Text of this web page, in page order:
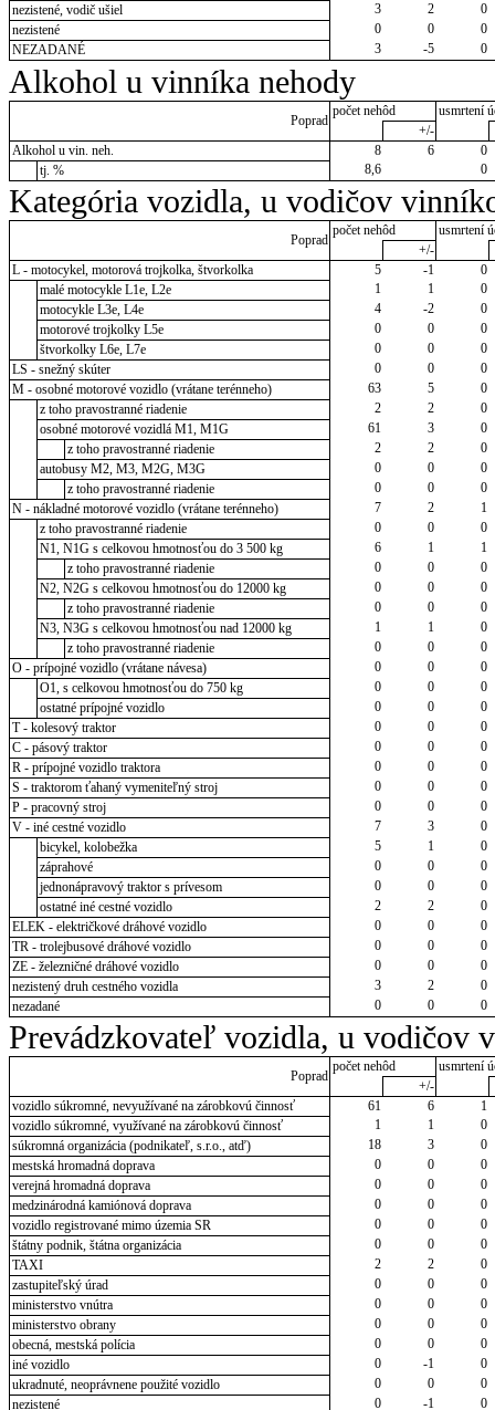
nezistené, vodič ušiel
3 2
0
nezistené
0 0
0
NEZADANÉ
3 -5 0
Alkohol u vinníka nehody
Poprad
počet nehôd
usmrtení
+/-
Alkohol u vin. neh.
8 6
0
tj. %
8,6 0
Kategória vozidla, u vodičov
Poprad
počet nehôd
usmrtení
+/-
L - motocykel, motorová trojkolka, štvorkolka
5 -1
0
malé motocykle L1e, L2e
1 1
0
motocykle L3e, L4e
4 -2
0
motorové trojkolky L5e
0 0
0
štvorkolky L6e, L7e
0 0
0
LS - snežný skúter
0 0
0
M - osobné motorové vozidlo (vrátane terénneho)
63 5
0
z toho pravostranné riadenie
2 2
0
osobné motorové vozidlá M1, M1G
61 3
0
z toho pravostranné riadenie
2 2
0
autobusy M2, M3, M2G, M3G
0 0
0
z toho pravostranné riadenie
0 0
0
N - nákladné motorové vozidlo (vrátane terénneho)
7 2
1
z toho pravostranné riadenie
0 0
0
N1, N1G s celkovou hmotnosťou do 3 500 kg
6 1
1
z toho pravostranné riadenie
0 0
0
N2, N2G s celkovou hmotnosťou do 12000 kg
0 0
0
z toho pravostranné riadenie
0 0
0
N3, N3G s celkovou hmotnosťou nad 12000 kg
1 1
0
z toho pravostranné riadenie
0 0
0
O - prípojné vozidlo (vrátane návesa)
0 0
0
O1, s celkovou hmotnosťou do 750 kg
0 0
0
ostatné prípojné vozidlo
0 0
0
T - kolesový traktor
0 0
0
C - pásový traktor
0 0
0
R - prípojné vozidlo traktora
0 0
0
S - traktorom ťahaný vymeniteľný stroj
0 0
0
P - pracovný stroj
0 0
0
V - iné cestné vozidlo
7 3
0
bicykel, kolobežka
5 1
0
záprahové
0 0
0
jednonápravový traktor s prívesom
0 0
0
ostatné iné cestné vozidlo
2 2
0
ELEK - električkové dráhové vozidlo
0 0
0
TR - trolejbusové dráhové vozidlo
0 0
0
ZE - železničné dráhové vozidlo
0 0
0
nezistený druh cestného vozidla
3 2
0
nezadané
0 0 0
Prevádzkovateľ vozidla, u vodičov
Poprad
počet nehôd
usmrtení
+/-
vozidlo súkromné, nevyužívané na zárobkovú činnosť
61 6
1
vozidlo súkromné, využívané na zárobkovú činnosť
1 1
0
súkromná organizácia (podnikateľ, s.r.o., atď)
18 3
0
mestská hromadná doprava
0 0
0
verejná hromadná doprava
0 0
0
medzinárodná kamiónová doprava
0 0
0
vozidlo registrované mimo územia SR
0 0
0
štátny podnik, štátna organizácia
0 0
0
TAXI
2 2
0
zastupiteľský úrad
0 0
0
ministerstvo vnútra
0 0
0
ministerstvo obrany
0 0
0
obecná, mestská polícia
0 0
0
iné vozidlo
0 -1
0
ukradnuté, neoprávnene použité vozidlo
0 0
0
nezistené
0 -1 0